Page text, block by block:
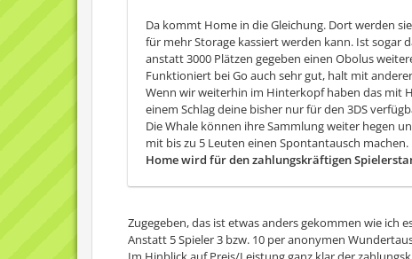
Da kommt Home in die Gleichung. Dort werden
für mehr Storage kassiert werden kann. Ist sogar
anstatt 3000 Plätzen gegeben einen Obolus
Funktioniert bei Go auch sehr gut, halt mit
Wenn wir weiterhin im Hinterkopf haben das mit
einem Schlag deine bisher nur für den 3DS
Die Whale können ihre Sammlung weiter hegen
mit bis zu 5 Leuten einen Spontantausch machen.
Home wird für den zahlungskräftigen
Zugegeben, das ist etwas anders gekommen wie ich
Anstatt 5 Spieler 3 bzw. 10 per anonymen